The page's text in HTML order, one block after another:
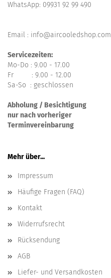
WhatsApp: 09931 92 99 490
Email : info@aircooledshop.com
Servicezeiten:
Mo-Do : 9.00 - 17.00
Fr : 9.00 - 12.00
Sa-So : geschlossen
Abholung / Besichtigung
nur nach vorheriger
Terminvereinbarung
Mehr über...
Impressum
Häufige Fragen (FAQ)
Kontakt
Widerrufsrecht
Rücksendung
AGB
Liefer- und Versandkosten